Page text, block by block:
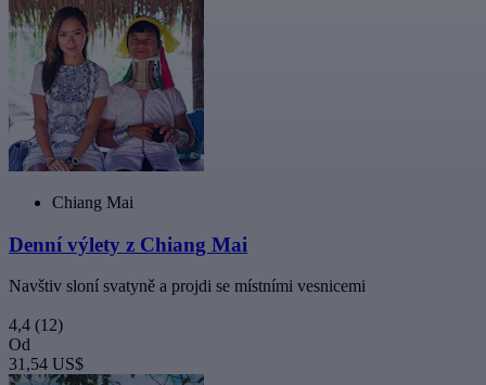
Chiang Mai
Denní výlety z Chiang Mai
Navštiv sloní svatyně a projdi se místními vesnicemi
4,4 (12)
Od
31,54 US$